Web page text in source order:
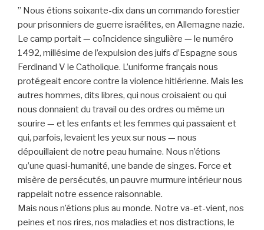
” Nous étions soixante-dix dans un commando forestier
pour prisonniers de guerre israélites, en Allemagne nazie.
Le camp portait — coïncidence singulière — le numéro
1492, millésime de l’expulsion des juifs d’Espagne sous
Ferdinand V le Catholique. L’uniforme français nous
protégeait encore contre la violence hitlérienne. Mais les
autres hommes, dits libres, qui nous croisaient ou qui
nous donnaient du travail ou des ordres ou même un
sourire — et les enfants et les femmes qui passaient et
qui, parfois, levaient les yeux sur nous — nous
dépouillaient de notre peau humaine. Nous n’étions
qu’une quasi-humanité, une bande de singes. Force et
misère de persécutés, un pauvre murmure intérieur nous
rappelait notre essence raisonnable.
Mais nous n’étions plus au monde. Notre va-et-vient, nos
peines et nos rires, nos maladies et nos distractions, le